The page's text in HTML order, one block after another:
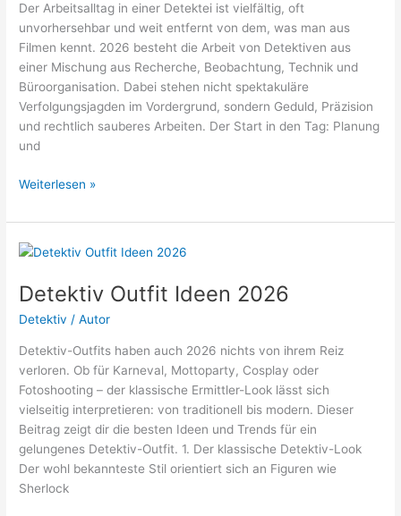
Der Arbeitsalltag in einer Detektei ist vielfältig, oft
unvorhersehbar und weit entfernt von dem, was man aus
Filmen kennt. 2026 besteht die Arbeit von Detektiven aus
einer Mischung aus Recherche, Beobachtung, Technik und
Büroorganisation. Dabei stehen nicht spektakuläre
Verfolgungsjagden im Vordergrund, sondern Geduld, Präzision
und rechtlich sauberes Arbeiten. Der Start in den Tag: Planung
und
Arbeitsalltag
einer
Detektei
2026
Weiterlesen »
Detektiv Outfit Ideen 2026
Detektiv /Autor
Detektiv-Outfits haben auch 2026 nichts von ihrem Reiz
verloren. Ob für Karneval, Mottoparty, Cosplay oder
Fotoshooting – der klassische Ermittler-Look lässt sich
vielseitig interpretieren: von traditionell bis modern. Dieser
Beitrag zeigt dir die besten Ideen und Trends für ein
gelungenes Detektiv-Outfit. 1. Der klassische Detektiv-Look
Der wohl bekannteste Stil orientiert sich an Figuren wie
Sherlock